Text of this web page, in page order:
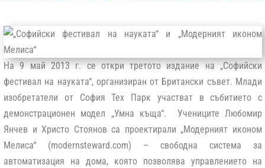
На 9 май 2013 г. се откри третото издание на „Софийски
фестивал на науката“, организиран от Британски съвет. Mлади
изобретатели от София Тех Парк участват в събитието с
демонстрационен модел „Умна къща“. Учениците Любомир
Янчев и Христо Стоянов са проектирали „Модерният иконом
Мелиса“ (modernsteward.com) – свободна система за
автоматизация на дома, която позволява управлението на